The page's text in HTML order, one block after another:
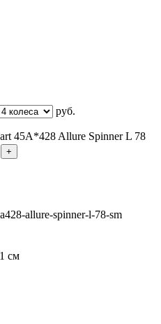
руб.
45A*428 Allure Spinner L 78
allure-spinner-l-78-sm
см